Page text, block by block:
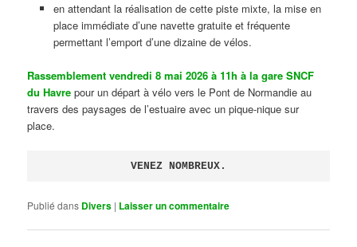
en attendant la réalisation de cette piste mixte, la mise en
place immédiate d’une navette gratuite et fréquente
permettant l’emport d’une dizaine de vélos.
Rassemblement vendredi 8 mai 2026 à 11h à la gare SNCF
du Havre pour un départ à vélo vers le Pont de Normandie au
travers des paysages de l’estuaire avec un pique-nique sur
place.
VENEZ NOMBREUX.
Publié dans Divers | Laisser un commentaire